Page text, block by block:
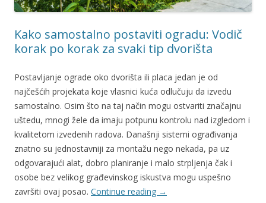
Kako samostalno postaviti ogradu: Vodič
korak po korak za svaki tip dvorišta
Postavljanje ograde oko dvorišta ili placa jedan je od
najčešćih projekata koje vlasnici kuća odlučuju da izvedu
samostalno. Osim što na taj način mogu ostvariti značajnu
uštedu, mnogi žele da imaju potpunu kontrolu nad izgledom i
kvalitetom izvedenih radova. Današnji sistemi ograđivanja
znatno su jednostavniji za montažu nego nekada, pa uz
odgovarajući alat, dobro planiranje i malo strpljenja čak i
osobe bez velikog građevinskog iskustva mogu uspešno
završiti ovaj posao. Continue reading →